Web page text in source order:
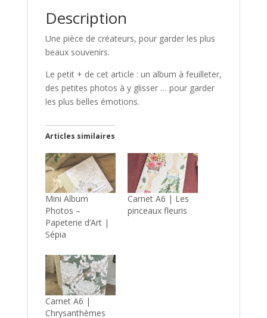
Description
Une pièce de créateurs, pour garder les plus
beaux souvenirs.
Le petit + de cet article : un album à feuilleter,
des petites photos à y glisser … pour garder
les plus belles émotions.
Articles similaires
Mini Album
Photos –
Papeterie d’Art |
Sépia
Carnet A6 | Les
pinceaux fleuris
Carnet A6 |
Chrysanthèmes